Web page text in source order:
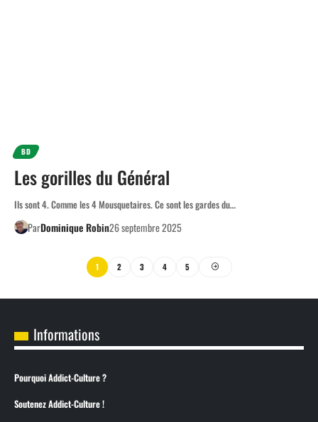
BD
Les gorilles du Général
Ils sont 4. Comme les 4 Mousquetaires. Ce sont les gardes du…
ParDominique Robin26 septembre 2025
1 2 3 4 5
Informations
Pourquoi Addict-Culture ?
Soutenez Addict-Culture !